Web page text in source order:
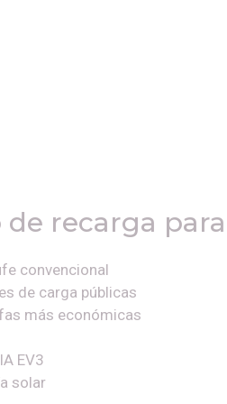
recarga para
convencional
de carga públicas
más económicas
EV3
solar